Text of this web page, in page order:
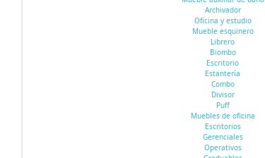
Archivador
Oficina y estudio
Mueble esquinero
Librero
Biombo
Escritorio
Estantería
Combo
Divisor
Puff
Muebles de oficina
Escritorios
Gerenciales
Operativos